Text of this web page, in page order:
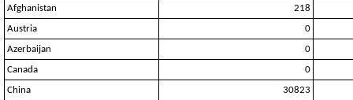
Afghanistan
218
Austria
0
Azerbaijan
0
Canada
0
China
30823